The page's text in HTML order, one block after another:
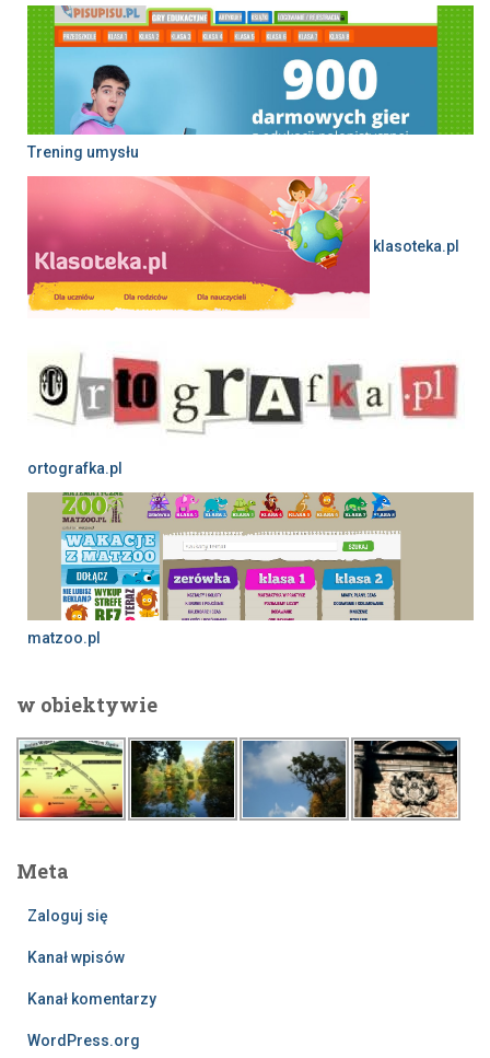
Trening umysłu
klasoteka.pl
ortografka.pl
matzoo.pl
w obiektywie
Meta
Zaloguj się
Kanał wpisów
Kanał komentarzy
WordPress.org